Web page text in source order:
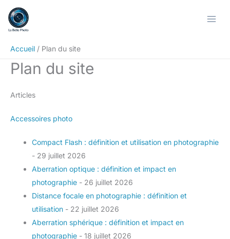
contenu
Accueil
Plan du site
Plan du site
Articles
Accessoires photo
Compact Flash : définition et utilisation en photographie
- 29 juillet 2026
Aberration optique : définition et impact en
photographie - 26 juillet 2026
Distance focale en photographie : définition et
utilisation - 22 juillet 2026
Aberration sphérique : définition et impact en
photographie - 18 juillet 2026